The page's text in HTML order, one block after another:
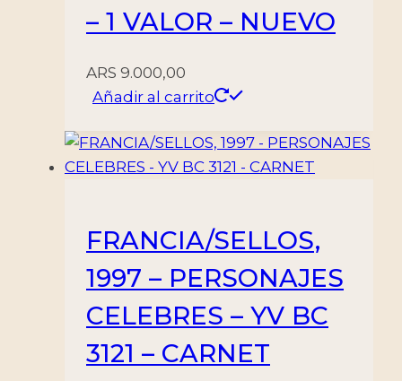
– 1 VALOR – NUEVO
ARS 9.000,00
Añadir al carrito
FRANCIA/SELLOS,
1997 – PERSONAJES
CELEBRES – YV BC
3121 – CARNET